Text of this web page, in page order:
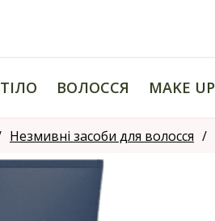
ТІЛО ВОЛОССЯ MAKE UP
Незмивні засоби для волосся